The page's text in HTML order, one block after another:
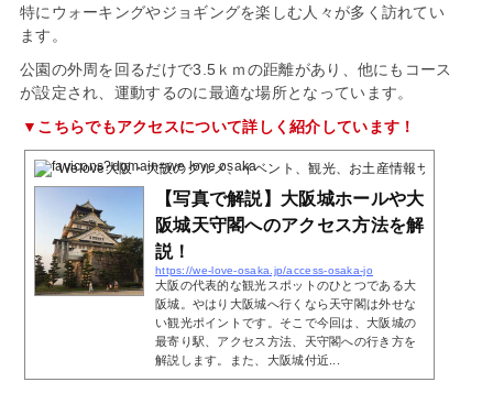
特にウォーキングやジョギングを楽しむ人々が多く訪れてい
ます。
公園の外周を回るだけで3.5ｋｍの距離があり、他にもコース
が設定され、運動するのに最適な場所となっています。
▼こちらでもアクセスについて詳しく紹介しています！
Welove大阪・大阪のグルメ、イベント、観光、お土産情報サイト
【写真で解説】大阪城ホールや大
阪城天守閣へのアクセス方法を解
説！
https://we-love-osaka.jp/access-osaka-jo
大阪の代表的な観光スポットのひとつである大
阪城。やはり大阪城へ行くなら天守閣は外せな
い観光ポイントです。そこで今回は、大阪城の
最寄り駅、アクセス方法、天守閣への行き方を
解説します。また、大阪城付近...